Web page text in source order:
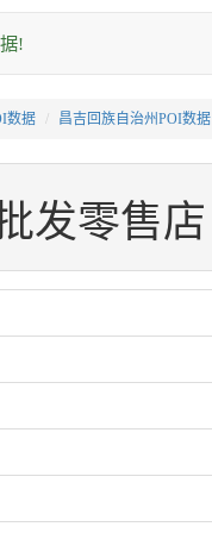
!
数据 昌吉回族自治州POI数据
发零售店